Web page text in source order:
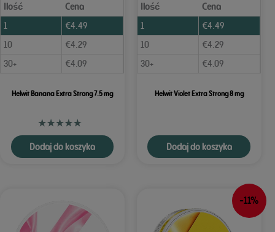
Ilość
Cena
1
€4.49
10
€4.29
30+
€4.09
Helwit Banana Extra Strong 7.5 mg
Dodaj do koszyka
Ilość
Cena
1
€4.49
10
€4.29
30+
€4.09
Helwit Violet Extra Strong 8 mg
Dodaj do koszyka
-11%